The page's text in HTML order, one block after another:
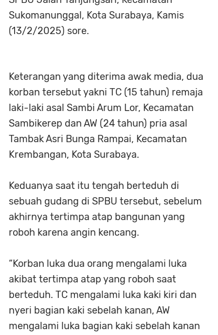
Sukomanunggal, Kota Surabaya, Kamis
(13/2/2025) sore.
Keterangan yang diterima awak media, dua
korban tersebut yakni TC (15 tahun) remaja
laki-laki asal Sambi Arum Lor, Kecamatan
Sambikerep dan AW (24 tahun) pria asal
Tambak Asri Bunga Rampai, Kecamatan
Krembangan, Kota Surabaya.
Keduanya saat itu tengah berteduh di
sebuah gudang di SPBU tersebut, sebelum
akhirnya tertimpa atap bangunan yang
roboh karena angin kencang.
“Korban luka dua orang mengalami luka
akibat tertimpa atap yang roboh saat
berteduh. TC mengalami luka kaki kiri dan
nyeri bagian kaki sebelah kanan, AW
mengalami luka bagian kaki sebelah kanan